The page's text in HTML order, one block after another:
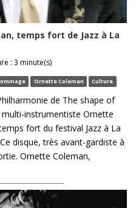
temps fort de Jazz à La
: 3 minute(s)
Ornette Coleman Culture
de The shape of
instrumentiste Ornette
fort du festival Jazz à La
disque, très avant-gardiste à
Ornette Coleman,